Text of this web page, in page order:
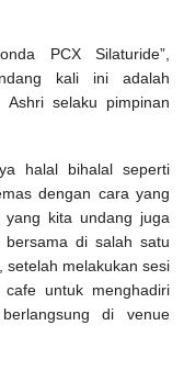
PCX Silaturide”,
kali ini adalah
Ashri selaku pimpinan
halal bihalal seperti
dengan cara yang
yang kita undang juga
di salah satu
setelah melakukan sesi
untuk menghadiri
di venue